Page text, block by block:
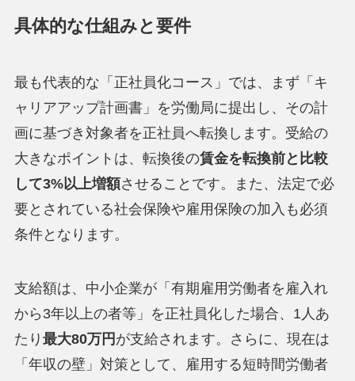
具体的な仕組みと要件
最も代表的な「正社員化コース」では、まず「キ
ャリアアップ計画書」を労働局に提出し、その計
画に基づき対象者を正社員へ転換します。受給の
大きなポイントは、転換後の賃金を転換前と比較
して3%以上増額させることです。また、法定で必
要とされている社会保険や雇用保険の加入も必須
条件となります。
支給額は、中小企業が「有期雇用労働者を雇入れ
から3年以上の者等」を正社員化した場合、1人あ
たり 最大80万円 が支給されます。さらに、現在は
「年収の壁」対策として、雇用する短時間労働者